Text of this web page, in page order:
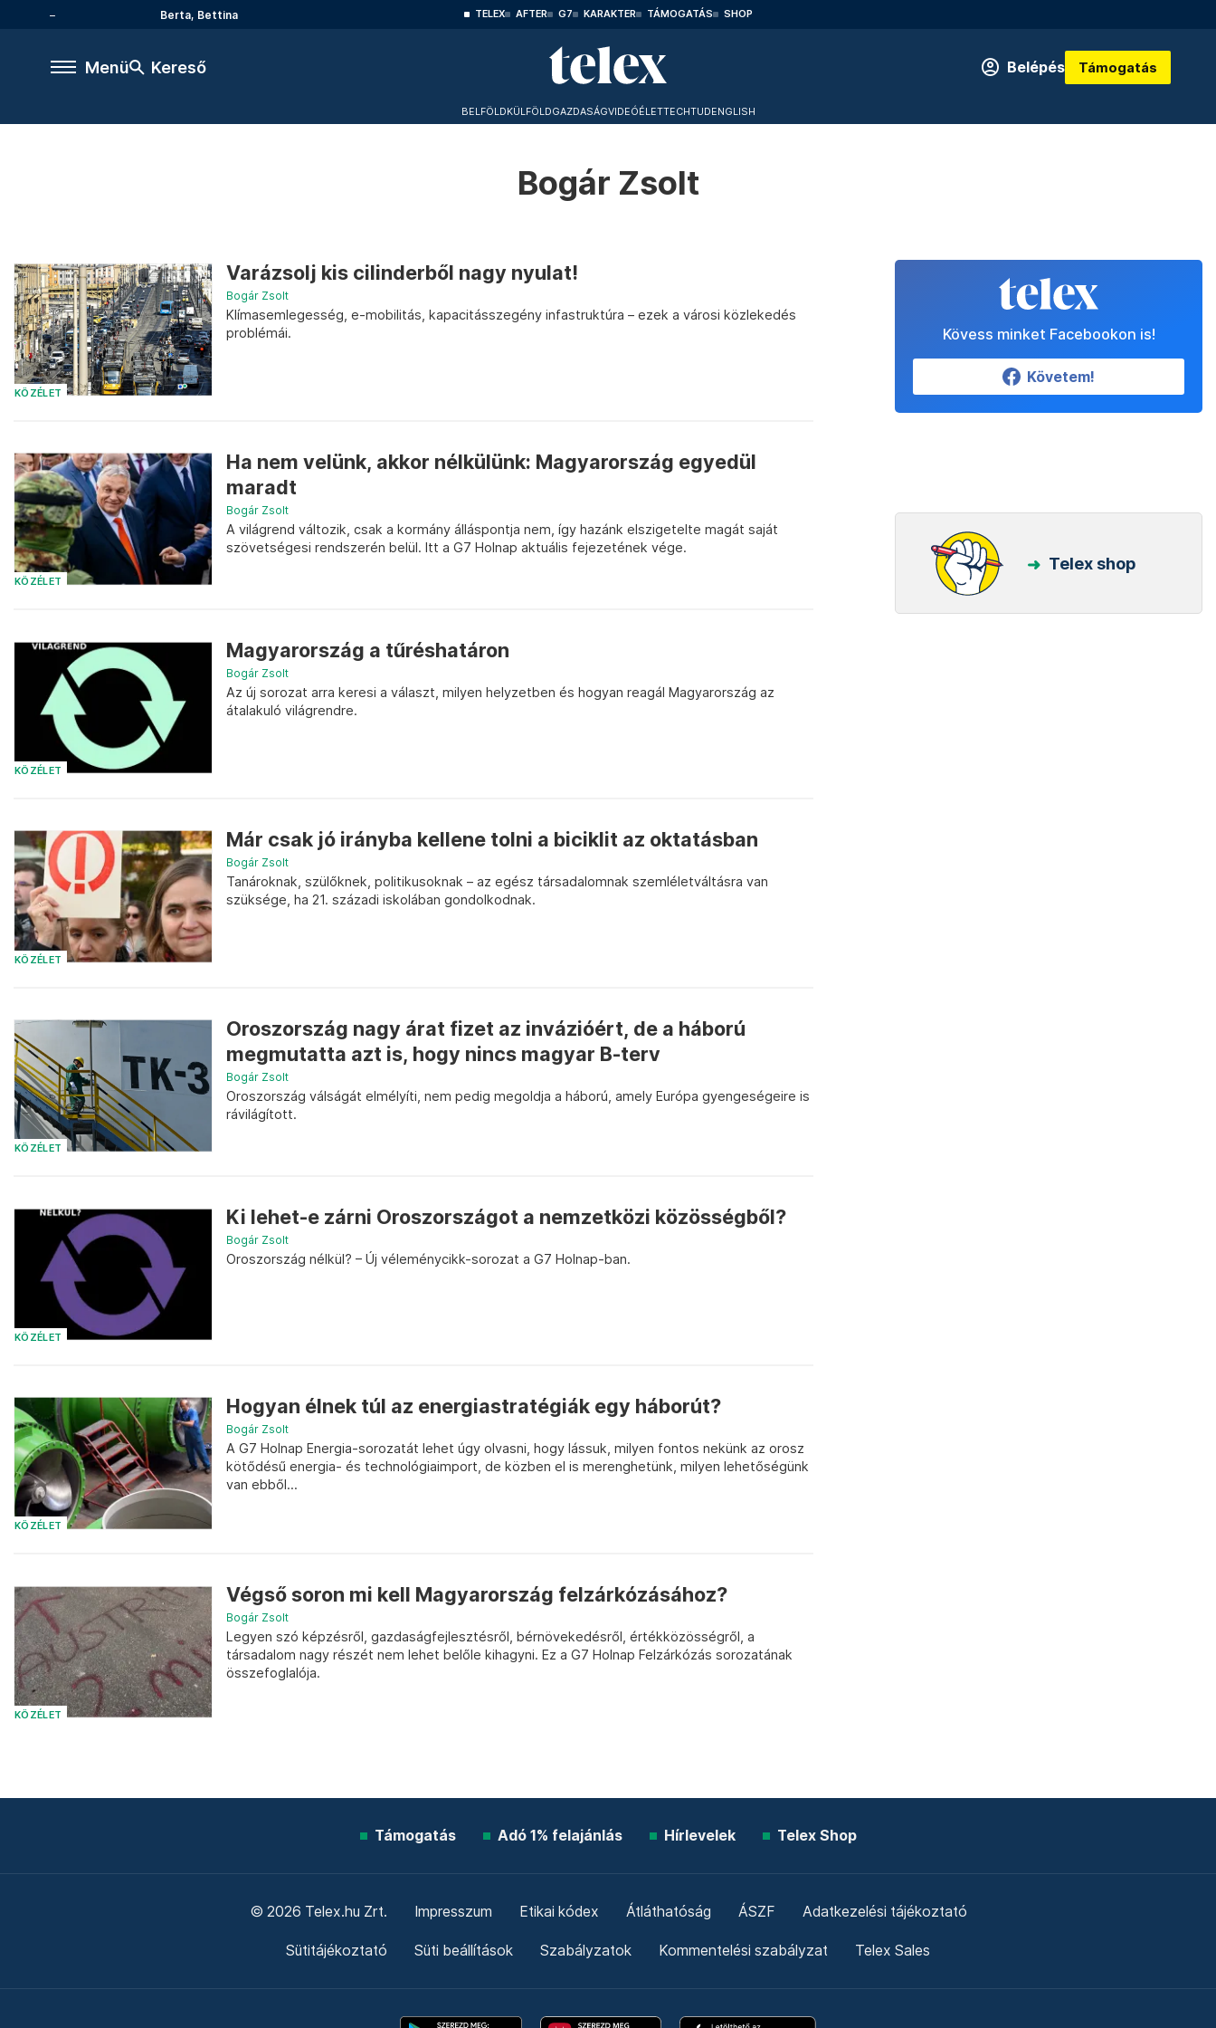
Berta, Bettina TELEX AFTER G7 KARAKTER TÁMOGATÁS SHOP
Menü Kereső Belépés Támogatás
BELFÖLDKÜLFÖLDGAZDASÁGVIDEÓÉLETTECHTUDENGLISH
Bogár Zsolt
KÖZÉLET
Varázsolj kis cilinderből nagy nyulat!
Bogár Zsolt
Klímasemlegesség, e-mobilitás, kapacitásszegény infastruktúra – ezek a városi közlekedés
problémái.
KÖZÉLET
Ha nem velünk, akkor nélkülünk: Magyarország egyedül
maradt
Bogár Zsolt
A világrend változik, csak a kormány álláspontja nem, így hazánk elszigetelte magát saját
szövetségesi rendszerén belül. Itt a G7 Holnap aktuális fejezetének vége.
KÖZÉLET
Magyarország a tűréshatáron
Bogár Zsolt
Az új sorozat arra keresi a választ, milyen helyzetben és hogyan reagál Magyarország az
átalakuló világrendre.
KÖZÉLET
Már csak jó irányba kellene tolni a biciklit az oktatásban
Bogár Zsolt
Tanároknak, szülőknek, politikusoknak – az egész társadalomnak szemléletváltásra van
szüksége, ha 21. századi iskolában gondolkodnak.
KÖZÉLET
Oroszország nagy árat fizet az invázióért, de a háború
megmutatta azt is, hogy nincs magyar B-terv
Bogár Zsolt
Oroszország válságát elmélyíti, nem pedig megoldja a háború, amely Európa gyengeségeire is
rávilágított.
KÖZÉLET
Ki lehet-e zárni Oroszországot a nemzetközi közösségből?
Bogár Zsolt
Oroszország nélkül? – Új véleménycikk-sorozat a G7 Holnap-ban.
KÖZÉLET
Hogyan élnek túl az energiastratégiák egy háborút?
Bogár Zsolt
A G7 Holnap Energia-sorozatát lehet úgy olvasni, hogy lássuk, milyen fontos nekünk az orosz
kötődésű energia- és technológiaimport, de közben el is merenghetünk, milyen lehetőségünk
van ebből...
KÖZÉLET
Végső soron mi kell Magyarország felzárkózásához?
Bogár Zsolt
Legyen szó képzésről, gazdaságfejlesztésről, bérnövekedésről, értékközösségről, a
társadalom nagy részét nem lehet belőle kihagyni. Ez a G7 Holnap Felzárkózás sorozatának
összefoglalója.
Kövess minket Facebookon is!
Követem!
Telex shop
Támogatás Adó 1% felajánlás Hírlevelek Telex Shop
© 2026 Telex.hu Zrt. Impresszum Etikai kódex Átláthatóság ÁSZF Adatkezelési tájékoztató
Sütitájékoztató Süti beállítások Szabályzatok Kommentelési szabályzat Telex Sales